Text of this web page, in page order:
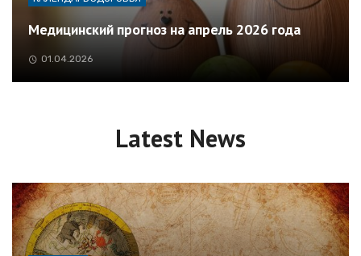
Медицинский прогноз на апрель 2026 года
01.04.2026
Latest News